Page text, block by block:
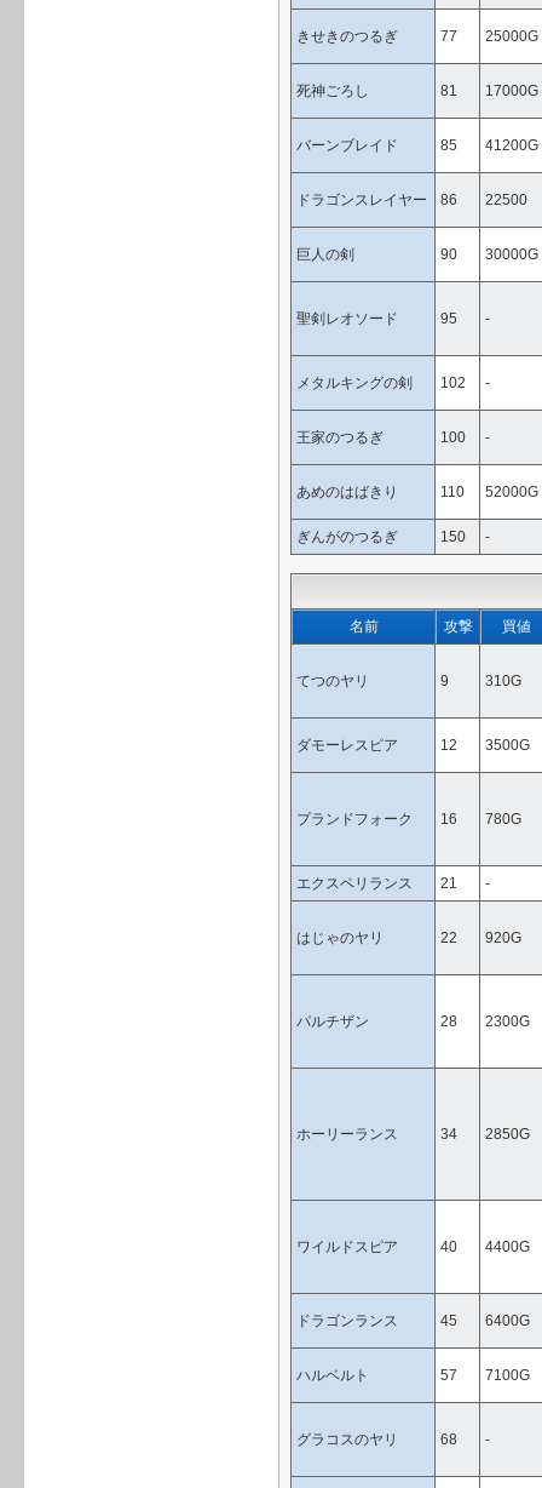
きせきのつるぎ 77 25000G
死神ごろし 81 17000G
バーンブレイド 85 41200G
ドラゴンスレイヤー 86 22500
巨人の剣 90 30000G
聖剣レオソード 95 -
メタルキングの剣 102 -
王家のつるぎ 100 -
あめのはばきり 110 52000G
ぎんがのつるぎ 150 -
名前 攻撃 買値
てつのヤリ 9 310G
ダモーレスピア 12 3500G
プランドフォーク 16 780G
エクスペリランス 21 -
はじゃのヤリ 22 920G
パルチザン 28 2300G
ホーリーランス 34 2850G
ワイルドスピア 40 4400G
ドラゴンランス 45 6400G
ハルベルト 57 7100G
グラコスのヤリ 68 -